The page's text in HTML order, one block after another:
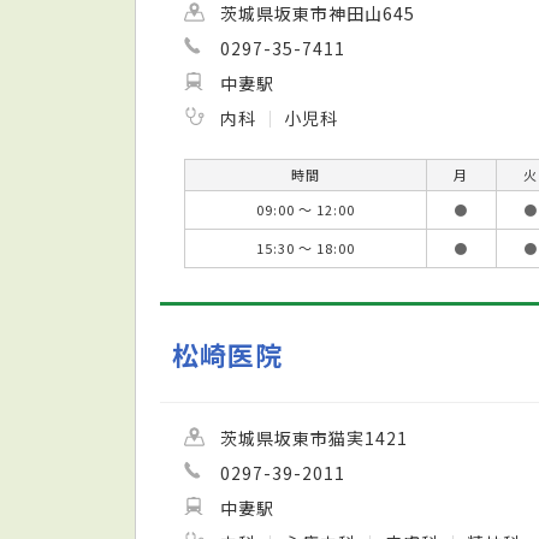
茨城県坂東市神田山645
0297-35-7411
中妻駅
内科
小児科
時間 月 火
09:00 ～ 12:00
● ●
15:30 ～ 18:00
● ●
松崎医院
茨城県坂東市猫実1421
0297-39-2011
中妻駅